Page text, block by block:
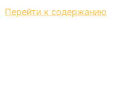
Перейти к содержанию